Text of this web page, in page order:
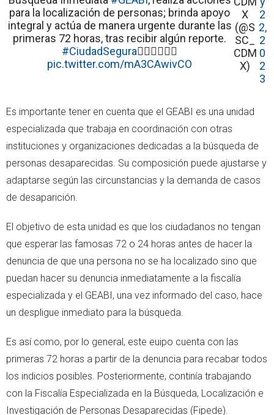
para la localización de personas; brinda apoyo
integral y actúa de manera urgente durante las
primeras 72 horas, tras recibir algún reporte.
#CiudadSegura👮🏻‍♂️👮🏻‍♀️
pic.twitter.com/mA3CAwivCO
X
(@S
SC_
CDM
X)
2
2,
2
0
2
3
Es importante tener en cuenta que el GEABI es una unidad
especializada que trabaja en coordinación con otras
instituciones y organizaciones dedicadas a la búsqueda de
personas desaparecidas. Su composición puede ajustarse y
adaptarse según las circunstancias y la demanda de casos
de desaparición.
El objetivo de esta unidad es que los ciudadanos no tengan
que esperar las famosas 72 o 24 horas antes de hacer la
denuncia de que una persona no se ha localizado sino que
puedan hacer su denuncia inmediatamente a la fiscalía
especializada y el GEABI, una vez informado del caso, hace
un despligue inmediato para la búsqueda.
Es así como, por lo general, este euipo cuenta con las
primeras 72 horas a partir de la denuncia para recabar todos
los indicios posibles. Posteriormente, continía trabajando
con la Fiscalía Especializada en la Búsqueda, Localización e
Investigación de Personas Desaparecidas (Fipede).